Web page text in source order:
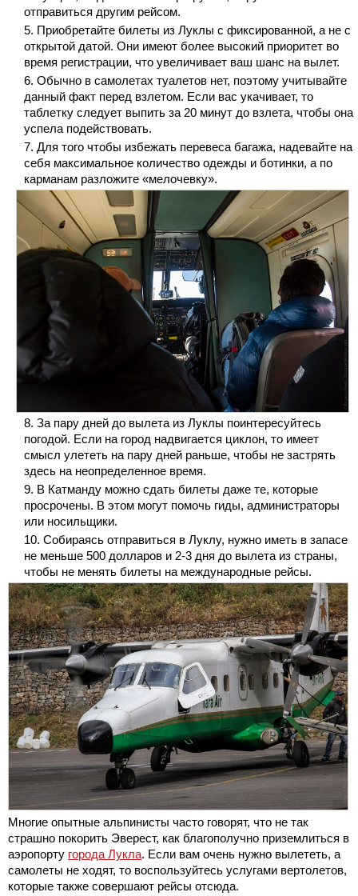
отправиться другим рейсом.
Приобретайте билеты из Луклы с фиксированной, а не с
открытой датой. Они имеют более высокий приоритет во
время регистрации, что увеличивает ваш шанс на вылет.
Обычно в самолетах туалетов нет, поэтому учитывайте
данный факт перед взлетом. Если вас укачивает, то
таблетку следует выпить за 20 минут до взлета, чтобы она
успела подействовать.
Для того чтобы избежать перевеса багажа, надевайте на
себя максимальное количество одежды и ботинки, а по
карманам разложите «мелочевку».
За пару дней до вылета из Луклы поинтересуйтесь
погодой. Если на город надвигается циклон, то имеет
смысл улететь на пару дней раньше, чтобы не застрять
здесь на неопределенное время.
В Катманду можно сдать билеты даже те, которые
просрочены. В этом могут помочь гиды, администраторы
или носильщики.
Собираясь отправиться в Луклу, нужно иметь в запасе
не меньше 500 долларов и 2-3 дня до вылета из страны,
чтобы не менять билеты на международные рейсы.
Многие опытные альпинисты часто говорят, что не так
страшно покорить Эверест, как благополучно приземлиться в
аэропорту города Лукла. Если вам очень нужно вылететь, а
самолеты не ходят, то воспользуйтесь услугами вертолетов,
которые также совершают рейсы отсюда.